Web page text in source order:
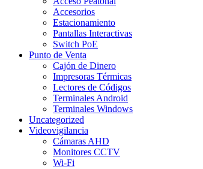
Accesorios
Estacionamiento
Pantallas Interactivas
Switch PoE
Punto de Venta
Cajón de Dinero
Impresoras Térmicas
Lectores de Códigos
Terminales Android
Terminales Windows
Uncategorized
Videovigilancia
Cámaras AHD
Monitores CCTV
Wi-Fi